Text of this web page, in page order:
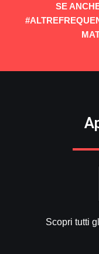
SE
Scopri tutti